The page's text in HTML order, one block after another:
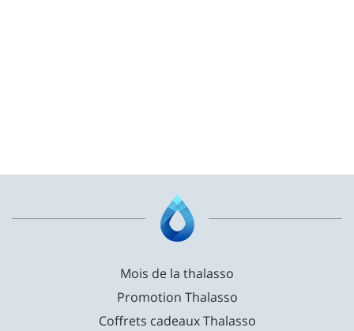
Mois de la thalasso
Promotion Thalasso
Coffrets cadeaux Thalasso